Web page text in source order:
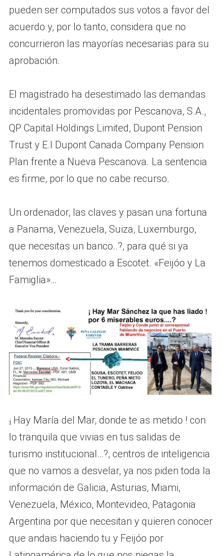
pueden ser computados sus votos a favor del
acuerdo y, por lo tanto, considera que no
concurrieron las mayorías necesarias para su
aprobación.
El magistrado ha desestimado las demandas
incidentales promovidas por Pescanova, S.A.,
QP Capital Holdings Limited, Dupont Pension
Trust y E.I Dupont Canada Company Pension
Plan frente a Nueva Pescanova. La sentencia
es firme, por lo que no cabe recurso.
Un ordenador, las claves y pasan una fortuna
a Panama, Venezuela, Suiza, Luxemburgo,
que necesitas un banco..?, para qué si ya
tenemos domesticado a Escotet. «Feijóo y La
Famiglia»…
¡ Hay María del Mar, donde te as metido ! con
lo tranquila que vivias en tus salidas de
turismo institucional…?, centros de inteligencia
que no vamos a desvelar, ya nos piden toda la
información de Galicia, Asturias, Miami,
Venezuela, México, Montevideo, Patagonia
Argentina por que necesitan y quieren conocer
que andais haciendo tu y Feijóo por